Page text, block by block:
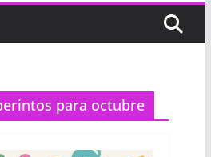
para octubre